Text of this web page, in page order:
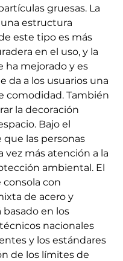
gruesas. La
estructura
este tipo es más
en el uso, y la
ha mejorado y es
da a los usuarios una
comodidad. También
la decoración
Bajo el
las personas
vez más atención a la
ambiental. El
con
de acero y
basado en los
nacionales
y los estándares
de los límites de